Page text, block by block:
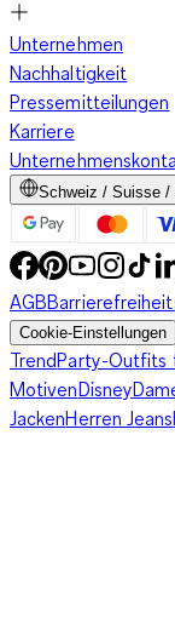
Unternehmen
Nachhaltigkeit
Pressemitteilungen
Karriere
Schweiz / Suisse /
AGB
Cookie-Einstellungen
TrendParty-Outfits
MotivenDisney
JackenHerren Jeans